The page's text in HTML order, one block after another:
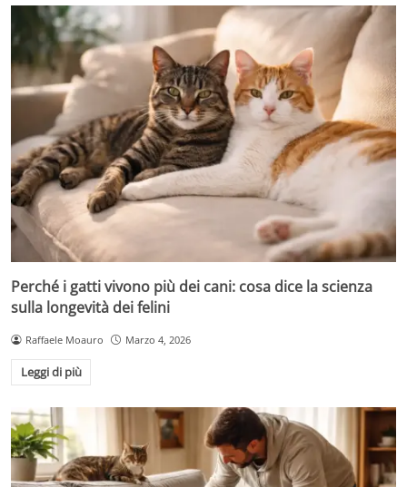
Perché i gatti vivono più dei cani: cosa dice la scienza
sulla longevità dei felini
Raffaele Moauro Marzo 4, 2026
Leggi di più